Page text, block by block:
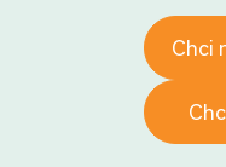
Chci